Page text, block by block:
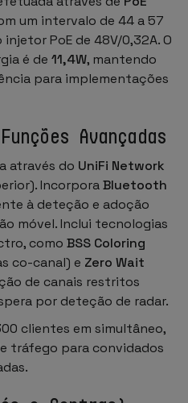
um intervalo de 44 a 57
injetor PoE de 48V/0,32A. O
é de 11,4W, mantendo
para implementações
Avançadas
através do UniFi Network
IncorporaBluetooth
à deteção e adoção
móvel. Inclui tecnologias
como BSS Coloring
co-canal) e Zero Wait
de canais restritos
por deteção de radar.
clientes em simultâneo,
tráfego para convidados